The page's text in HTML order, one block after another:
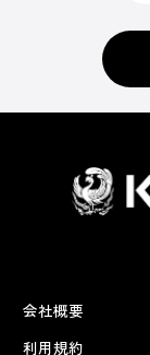
会社概要
利用規約